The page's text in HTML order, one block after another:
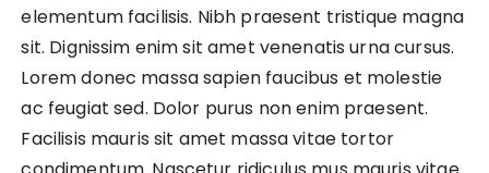
elementum facilisis. Nibh praesent tristique magna
sit. Dignissim enim sit amet venenatis urna cursus.
Lorem donec massa sapien faucibus et molestie
ac feugiat sed. Dolor purus non enim praesent.
Facilisis mauris sit amet massa vitae tortor